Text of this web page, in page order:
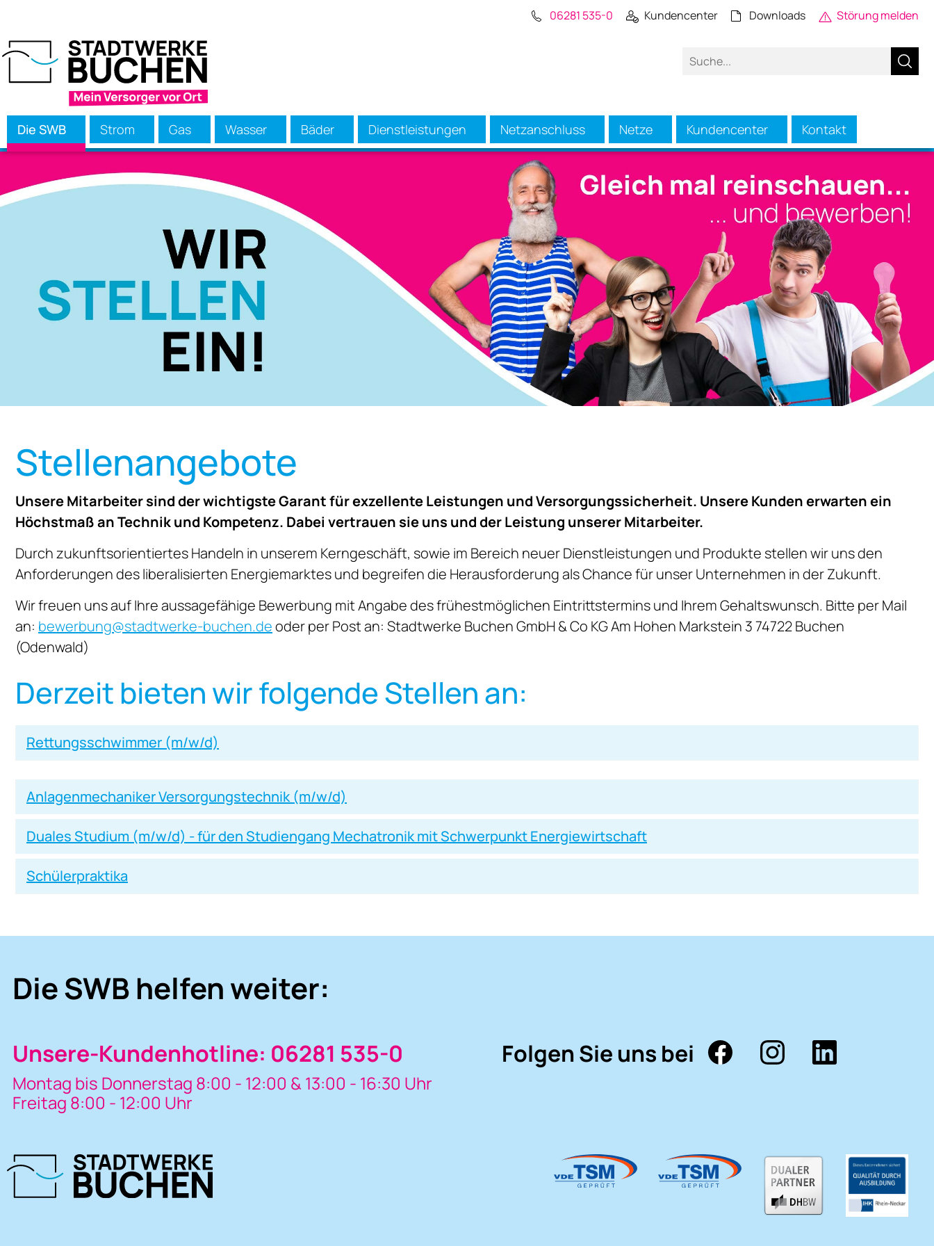
06281 535-0 Kundencenter Downloads Störung melden
Die SWB Strom Gas Wasser Bäder Dienstleistungen Netzanschluss Netze Kundencenter Kontakt
Stellenangebote
Unsere Mitarbeiter sind der wichtigste Garant für exzellente Leistungen und Versorgungssicherheit. Unsere Kunden erwarten ein
Höchstmaß an Technik und Kompetenz. Dabei vertrauen sie uns und der Leistung unserer Mitarbeiter.
Durch zukunftsorientiertes Handeln in unserem Kerngeschäft, sowie im Bereich neuer Dienstleistungen und Produkte stellen wir uns den
Anforderungen des liberalisierten Energiemarktes und begreifen die Herausforderung als Chance für unser Unternehmen in der Zukunft.
Wir freuen uns auf Ihre aussagefähige Bewerbung mit Angabe des frühestmöglichen Eintrittstermins und Ihrem Gehaltswunsch. Bitte per Mail
an: bewerbung@stadtwerke-buchen.deoder per Post an: Stadtwerke Buchen GmbH & Co KG Am Hohen Markstein 3 74722 Buchen
(Odenwald)
Derzeit bieten wir folgende Stellen an:
Rettungsschwimmer (m/w/d)
Anlagenmechaniker Versorgungstechnik (m/w/d)
Duales Studium (m/w/d) - für den Studiengang Mechatronik mit Schwerpunkt Energiewirtschaft
Schülerpraktika
Die SWB helfen weiter:
Unsere-Kundenhotline: 06281 535-0
Montag bis Donnerstag 8:00 - 12:00 & 13:00 - 16:30 Uhr
Freitag 8:00 - 12:00 Uhr
Folgen Sie uns bei